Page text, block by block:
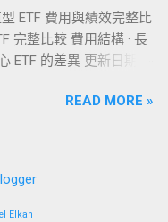
易所 MAX 專屬開戶福
各大銀行綁定，台幣出
路不明的群組買幣！
用 MAX Token 支付再
（Netflix、Spotify），或
購物 線上 無 輸入信用卡
族 現場 LinePay
使用LINEPAY付款直接
無 簡訊驗證 義美門市
蛇and羅技 現場 visa 誠
線上 微熱山丘 現場 Visa
ETF 費用與績效完整比
完整比較 費用結構 · 長
ETF 的差異 更新日期：
論與建議 開戶推薦：永
追蹤的是「臺灣公司治
，涵蓋 100 檔成分股。
信 成立日期
READ MORE »
Elkan